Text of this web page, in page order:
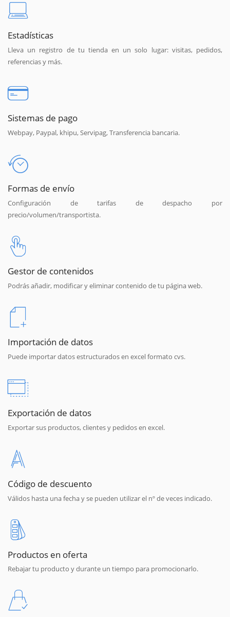
Estadísticas
Lleva un registro de tu tienda en un solo lugar: visitas, pedidos,
referencias y más.
Sistemas de pago
Webpay, Paypal, khipu, Servipag, Transferencia bancaria.
Formas de envío
Configuración de tarifas de despacho por
precio/volumen/transportista.
Gestor de contenidos
Podrás añadir, modificar y eliminar contenido de tu página web.
Importación de datos
Puede importar datos estructurados en excel formato cvs.
Exportación de datos
Exportar sus productos, clientes y pedidos en excel.
Código de descuento
Válidos hasta una fecha y se pueden utilizar el nº de veces indicado.
Productos en oferta
Rebajar tu producto y durante un tiempo para promocionarlo.